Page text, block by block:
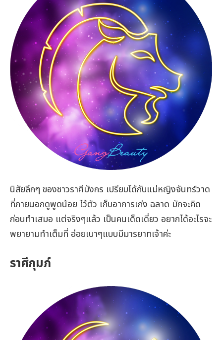
นิสัยลึกๆ ของชาวราศีมังกร เปรียบได้กับแม่หญิงจันทร์วาด
ที่ภายนอกดูพูดน้อย ไว้ตัว เก็บอาการเก่ง ฉลาด มักจะคิด
ก่อนทำเสมอ แต่จริงๆแล้ว เป็นคนเด็ดเดี่ยว อยากได้อะไรจะ
พยายามทำเต็มที่ อ่อยเบาๆแบบมีมารยาทเจ้าค่ะ
ราศีกุมภ์